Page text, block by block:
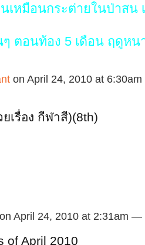
เหมือนกระต่ายในป่าสน
ตอนท้อง 5 เดือน ฤดูหน
on April 24, 2010 at
เรื่อง กีฬาสี)(8th)
on April 24, 2010 at 2:31am —
of April 2010